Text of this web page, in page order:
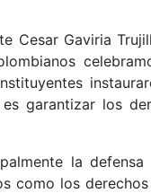
Cesar Gaviria
garantizar los
la
como los